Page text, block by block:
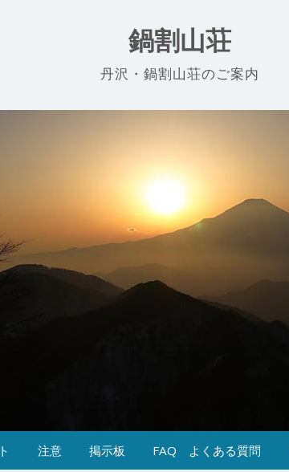
鍋割山荘
丹沢・鍋割山荘のご案内
注意 掲示板 FAQ よくある質問